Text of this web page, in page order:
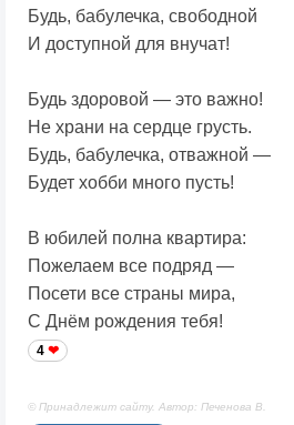
Будь, бабулечка, свободной
И доступной для внучат!
Будь здоровой — это важно!
Не храни на сердце грусть.
Будь, бабулечка, отважной —
Будет хобби много пусть!
В юбилей полна квартира:
Пожелаем все подряд —
Посети все страны мира,
С Днём рождения тебя!
4
© Принадлежит сайту. Автор: Печенова В.